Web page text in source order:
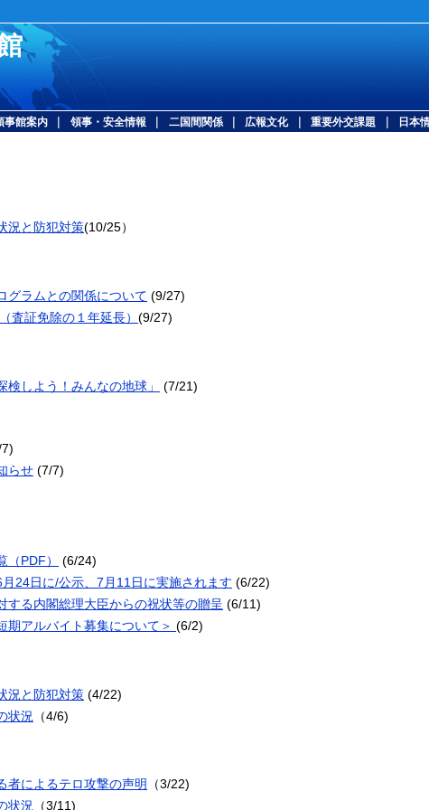
事館案内 | 領事・安全情報 | 二国間関係 | 広報文化 | 重要外交課題 | 日本
況と防犯対策(10/25）
グラムとの関係について (9/27)
査証免除の１年延長） (9/27)
しよう！みんなの地球」
(7/21)
らせ (7/7)
PDF）
(6/24)
24日に/公示、7月11日に実施されます (6/22)
する内閣総理大臣からの祝状等の贈呈 (6/11)
期アルバイト募集について＞ (6/2)
況と防犯対策 (4/22)
状況
（4/6)
者によるテロ攻撃の声明
（3/22)
状況 （3/11)